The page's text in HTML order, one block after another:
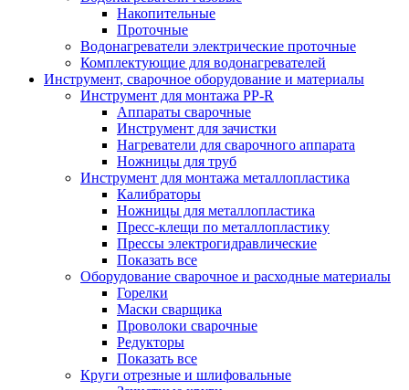
Накопительные
Проточные
Водонагреватели электрические проточные
Комплектующие для водонагревателей
Инструмент, сварочное оборудование и материалы
Инструмент для монтажа PP-R
Аппараты сварочные
Инструмент для зачистки
Нагреватели для сварочного аппарата
Ножницы для труб
Инструмент для монтажа металлопластика
Калибраторы
Ножницы для металлопластика
Пресс-клещи по металлопластику
Прессы электрогидравлические
Показать все
Оборудование сварочное и расходные материалы
Горелки
Маски сварщика
Проволоки сварочные
Редукторы
Показать все
Круги отрезные и шлифовальные